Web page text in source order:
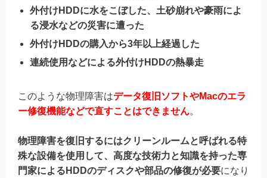
外付けHDDに水をこぼした、土砂崩れや豪雨によ
る浸水などの災害に遭った
外付けHDDの購入から3年以上経過した
連続使用などによる外付けHDDの熱暴走
このような物理障害はデータ復旧ソフトやMacのエラ
ー修復機能などで直すことはできません。
物理障害を復旧するにはクリーンルームと呼ばれる特
殊な設備を使用して、高度な技術力と知識を持った専
門家によるHDDのディスクや部品の修復が必要になり